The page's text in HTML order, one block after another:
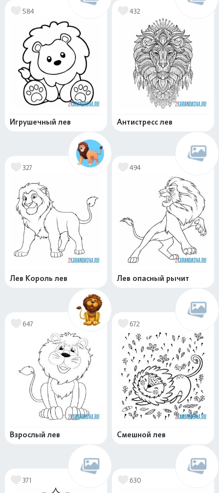
584
Игрушечный лев
432
Антистресс лев
327
Лев Король лев
494
Лев опасный рычит
647
Взрослый лев
672
Смешной лев
371 630